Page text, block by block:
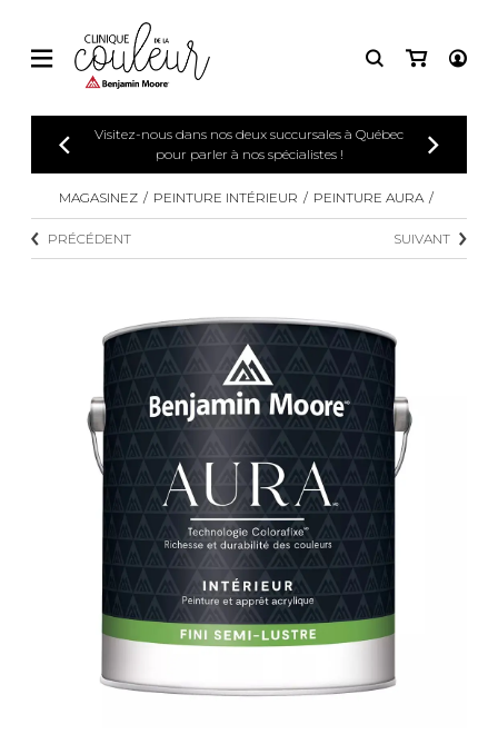
Visitez-nous dans nos deux succursales à Québec
pour parler à nos spécialistes !
MAGASINEZ PEINTURE INTÉRIEUR PEINTURE AURA
PRÉCÉDENT SUIVANT